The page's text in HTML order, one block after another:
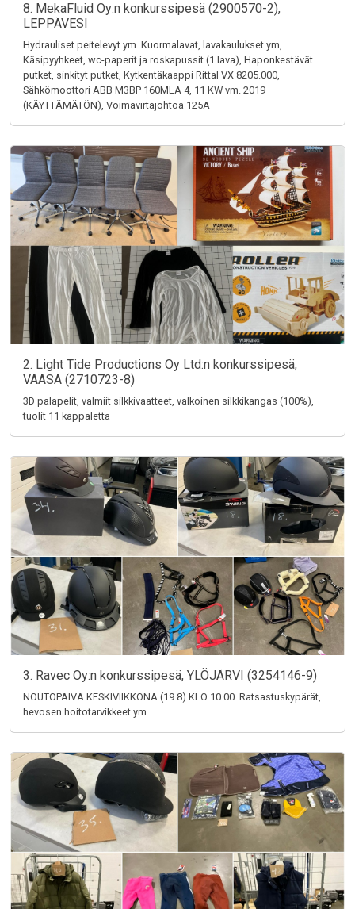
8. MekaFluid Oy:n konkurssipesä (2900570-2),
LEPPÄVESI
Hydrauliset peitelevyt ym. Kuormalavat, lavakaulukset ym,
Käsipyyhkeet, wc-paperit ja roskapussit (1 lava), Haponkestävät
putket, sinkityt putket, Kytkentäkaappi Rittal VX 8205.000,
Sähkömoottori ABB M3BP 160MLA 4, 11 KW vm. 2019
(KÄYTTÄMÄTÖN), Voimavirtajohtoa 125A
2. Light Tide Productions Oy Ltd:n konkurssipesä,
VAASA (2710723-8)
3D palapelit, valmiit silkkivaatteet, valkoinen silkkikangas (100%),
tuolit 11 kappaletta
3. Ravec Oy:n konkurssipesä, YLÖJÄRVI (3254146-9)
NOUTOPÄIVÄ KESKIVIIKKONA (19.8) KLO 10.00. Ratsastuskypärät,
hevosen hoitotarvikkeet ym.